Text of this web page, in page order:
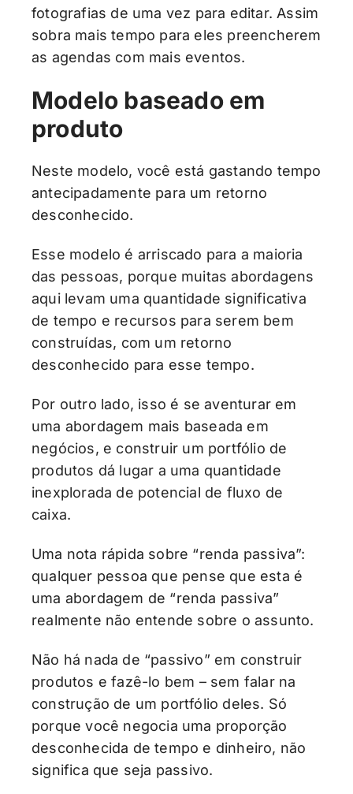
fotografias de uma vez para editar. Assim
sobra mais tempo para eles preencherem
as agendas com mais eventos.
Modelo baseado em
produto
Neste modelo, você está gastando tempo
antecipadamente para um retorno
desconhecido.
Esse modelo é arriscado para a maioria
das pessoas, porque muitas abordagens
aqui levam uma quantidade significativa
de tempo e recursos para serem bem
construídas, com um retorno
desconhecido para esse tempo.
Por outro lado, isso é se aventurar em
uma abordagem mais baseada em
negócios, e construir um portfólio de
produtos dá lugar a uma quantidade
inexplorada de potencial de fluxo de
caixa.
Uma nota rápida sobre “renda passiva”:
qualquer pessoa que pense que esta é
uma abordagem de “renda passiva”
realmente não entende sobre o assunto.
Não há nada de “passivo” em construir
produtos e fazê-lo bem – sem falar na
construção de um portfólio deles. Só
porque você negocia uma proporção
desconhecida de tempo e dinheiro, não
significa que seja passivo.